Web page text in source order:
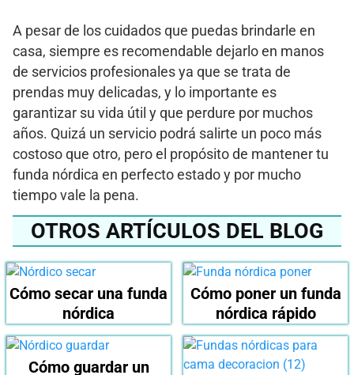
A pesar de los cuidados que puedas brindarle en
casa, siempre es recomendable dejarlo en manos
de servicios profesionales ya que se trata de
prendas muy delicadas, y lo importante es
garantizar su vida útil y que perdure por muchos
años. Quizá un servicio podrá salirte un poco más
costoso que otro, pero el propósito de mantener tu
funda nórdica en perfecto estado y por mucho
tiempo vale la pena.
OTROS ARTÍCULOS DEL BLOG
Cómo secar una funda
nórdica
Cómo poner un funda
nórdica rápido
Cómo guardar un